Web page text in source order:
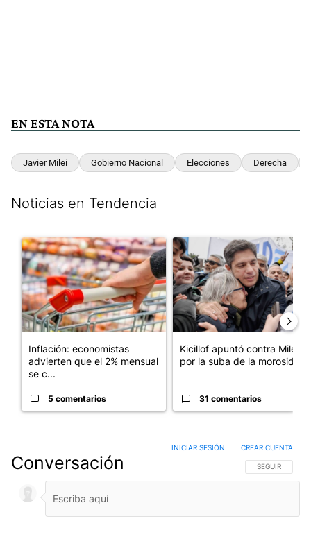
EN ESTA NOTA
Javier Milei Gobierno Nacional Elecciones Derecha
Noticias en Tendencia
Un artículo de tendencia con el título "Inflación: economistas
Inflación: economistas
advierten que el 2% mensual
se c...
5 comentarios
Un artículo de tendencia con
Kicillof apuntó contra Milei
por la suba de la morosida...
31 comentarios
Conversación SIGA ESTA
SEGUIR
INICIAR SESIÓN CREAR CUENTA